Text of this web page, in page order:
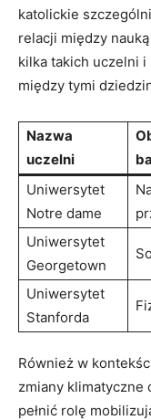
katolickie
relacji między
kilka takich uczelni
między tymi
Nazwa
uczelni
Uniwersytet
Notre dame
Uniwersytet
Georgetown
Uniwersytet
Stanforda
Również w
zmiany klimatyczne
pełnić rolę